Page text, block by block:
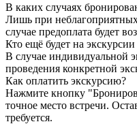
В каких случаях
Лишь при неблагоприятных
случае предоплата будет
Кто ещё будет на
В случае индивидуальной
проведения конкретной
Как оплатить экскурсию?
Нажмите кнопку
точное место встречи.
требуется.